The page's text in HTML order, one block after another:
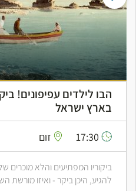
הבו לילדים עפיפונים!
בארץ ישראל
זום
ביקוריו המפתיעים והלא
להגיע, היכן ביקר - ואיזו מורשת